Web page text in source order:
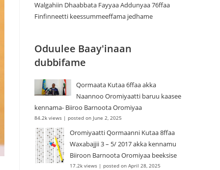
Walgahiin Dhaabbata Fayyaa Addunyaa 76ffaa
Finfinneetti keessummeeffama jedhame
Oduulee Baay'inaan
dubbifame
Qormaata Kutaa 6ffaa akka
Naannoo Oromiyaatti baruu kaasee
kennama- Biiroo Barnoota Oromiyaa
84.2k views | posted on June 2, 2025
Oromiyaatti Qormaanni Kutaa 8ffaa
Waxabajjii 3 – 5/ 2017 akka kennamu
Biiroon Barnoota Oromiyaa beeksise
17.2k views | posted on April 28, 2025